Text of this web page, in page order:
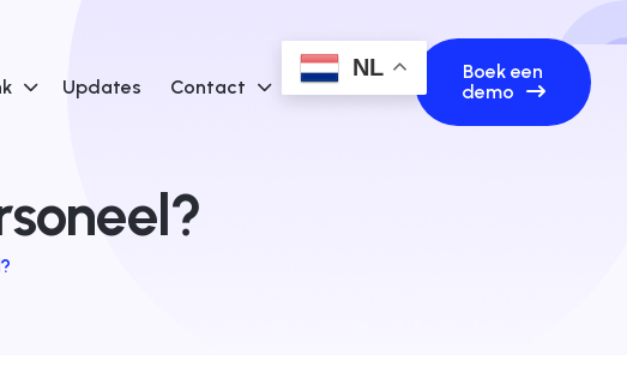
Updates Contact
NL
Boek een
demo